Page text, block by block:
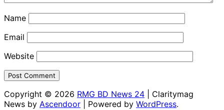
Name
Email
Website
Copyright © 2026 RMG BD News 24 | Claritymag
News by Ascendoor | Powered by WordPress.